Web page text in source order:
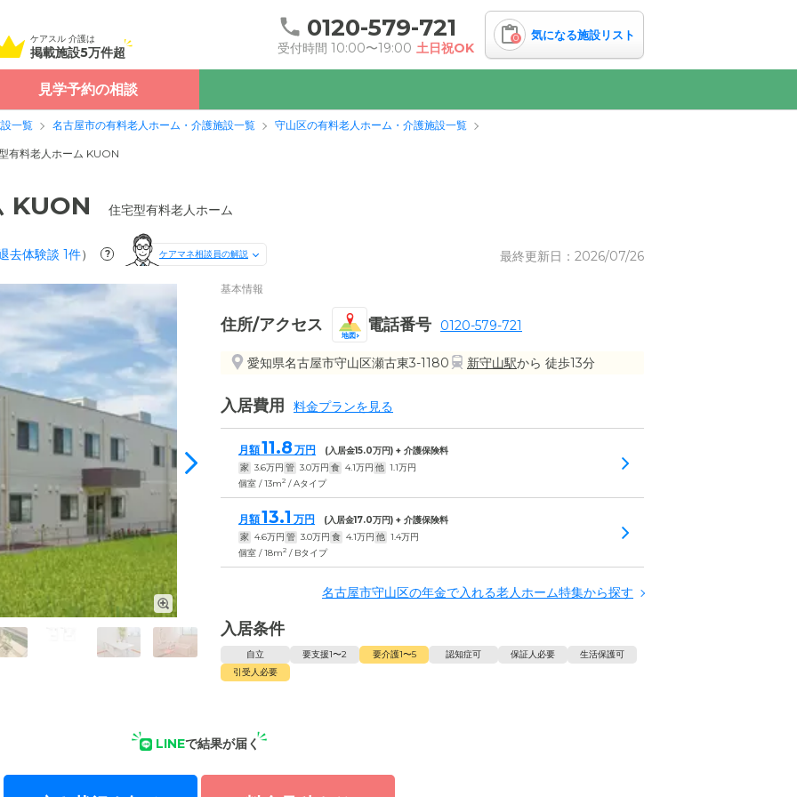
ケアスル 介護は
掲載施設5万件超
0120-579-721
受付時間 10:00〜19:00 土日祝OK
0 気になる施設リスト
見学予約の相談
一覧 名古屋市の有料老人ホーム・介護施設一覧 守山区の有料老人ホーム・介護施設一覧
有料老人ホーム KUON
KUON 住宅型有料老人ホーム
去体験談 1件） ? ケアマネ相談員の解説 最終更新日：2026/07/26
基本情報
住所/アクセス
地図
電話番号 0120-579-721
愛知県名古屋市守山区瀬古東3-1180 新守山駅から 徒歩13分
入居費用 料金プランを見る
月額11.8 万円 (入居金15.0万円) + 介護保険料
家 3.6万円 管 3.0万円 食 4.1万円 他 1.1万円
個室 / 13m2 / Aタイプ
月額13.1 万円 (入居金17.0万円) + 介護保険料
家 4.6万円 管 3.0万円 食 4.1万円 他 1.4万円
個室 / 18m2 / Bタイプ
名古屋市守山区の年金で入れる老人ホーム特集から探す
入居条件
自立 要支援1〜2 要介護1〜5 認知症可 保証人必要
生活保護可
引受人必要
LINEで結果が届く